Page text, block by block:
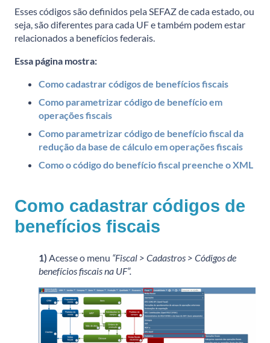
Esses códigos são definidos pela SEFAZ de cada estado, ou
seja, são diferentes para cada UF e também podem estar
relacionados a benefícios federais.
Essa página mostra:
Como cadastrar códigos de benefícios fiscais
Como parametrizar código de benefício em
operações fiscais
Como parametrizar código de benefício fiscal da
redução da base de cálculo em operações fiscais
Como o código do benefício fiscal preenche o XML
Como cadastrar códigos de
benefícios fiscais
1) Acesse o menu “Fiscal > Cadastros > Códigos de
benefícios fiscais na UF”.